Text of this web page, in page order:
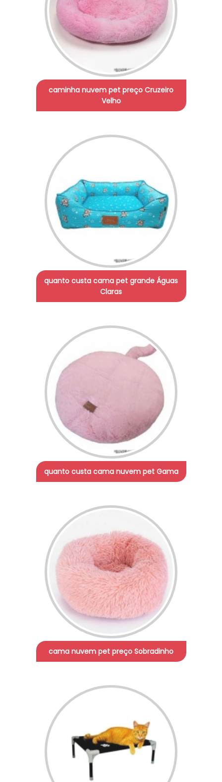
caminha nuvem pet preço Cruzeiro
Velho
quanto custa cama pet grande Águas
Claras
quanto custa cama nuvem pet Gama
cama nuvem pet preço Sobradinho